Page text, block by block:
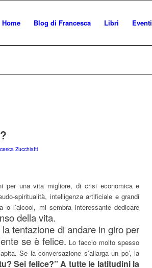
Home Blog di Francesca Libri Eventi
Zucchiatti
per una vita migliore, di crisi economica e
spiritualità, intelligenza artificiale e grandi
l’alcool, mi sembra interessante dedicare
della vita.
tentazione di andare in giro per
se è felice. Lo faccio molto spesso
Se la conversazione s’allarga un po’, la
Sei felice?” A tutte le latitudini la